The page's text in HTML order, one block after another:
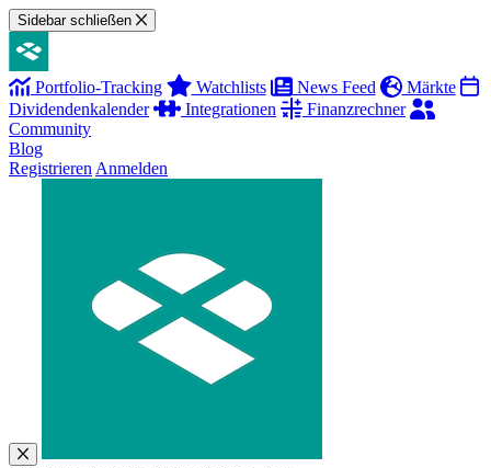
Sidebar schließen
Portfolio-Tracking Watchlists News Feed
Märkte
Dividendenkalender
Integrationen
Finanzrechner
Community
Blog
Registrieren Anmelden